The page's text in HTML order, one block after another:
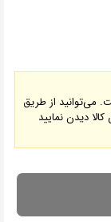
می‌توانید از طریق
دیدن نمایید